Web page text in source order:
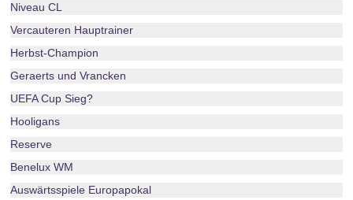
Niveau CL
Vercauteren Hauptrainer
Herbst-Champion
Geraerts und Vrancken
UEFA Cup Sieg?
Hooligans
Reserve
Benelux WM
Auswärtsspiele Europapokal